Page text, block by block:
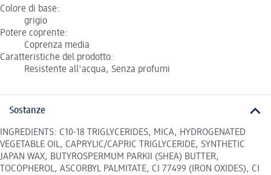
Colore di base:
grigio
Potere coprente:
Coprenza media
Caratteristiche del prodotto:
Resistente all'acqua, Senza profumi
Sostanze
INGREDIENTS: C10-18 TRIGLYCERIDES, MICA, HYDROGENATED
VEGETABLE OIL, CAPRYLIC/CAPRIC TRIGLYCERIDE, SYNTHETIC
JAPAN WAX, BUTYROSPERMUM PARKII (SHEA) BUTTER,
TOCOPHEROL, ASCORBYL PALMITATE, CI 77499 (IRON OXIDES), CI